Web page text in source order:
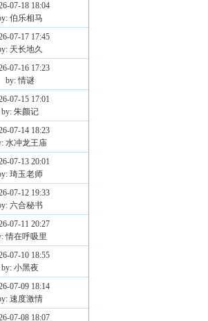
07-18 18:04
伯乐相马
07-17 17:45
天长地久
07-16 17:23
by: 情谜
07-15 17:01
by: 朱颜记
07-14 18:23
水冲龙王庙
07-13 20:01
琦玉老师
07-12 19:33
六合秘书
07-11 20:27
情在呼吸里
07-10 18:55
by: 小黑夜
07-09 18:14
速度激情
07-08 18:07